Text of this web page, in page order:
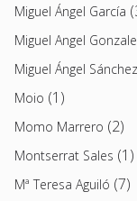
Miguel Ángel García
Miguel Angel
Miguel Ángel
Moio (1)
Momo Marrero (2)
Montserrat Sales (1)
Mª Teresa Aguiló (7)